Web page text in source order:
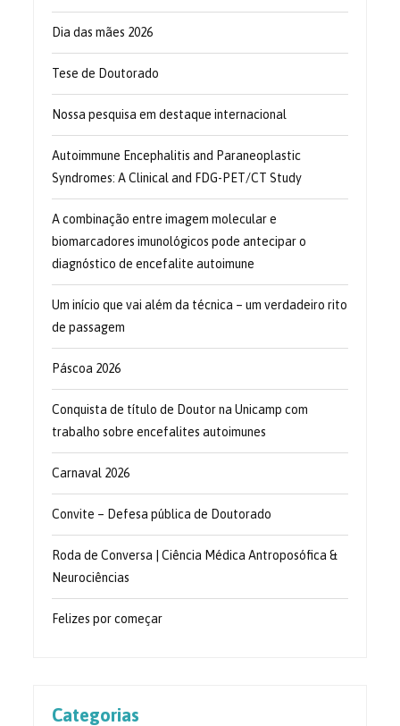
Dia das mães 2026
Tese de Doutorado
Nossa pesquisa em destaque internacional
Autoimmune Encephalitis and Paraneoplastic
Syndromes: A Clinical and FDG-PET/CT Study
A combinação entre imagem molecular e
biomarcadores imunológicos pode antecipar o
diagnóstico de encefalite autoimune
Um início que vai além da técnica – um verdadeiro rito
de passagem
Páscoa 2026
Conquista de título de Doutor na Unicamp com
trabalho sobre encefalites autoimunes
Carnaval 2026
Convite – Defesa pública de Doutorado
Roda de Conversa | Ciência Médica Antroposófica &
Neurociências
Felizes por começar
Categorias